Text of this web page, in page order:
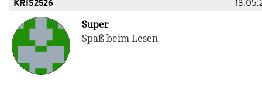
KRIS2526
Super
Spaß beim Lesen